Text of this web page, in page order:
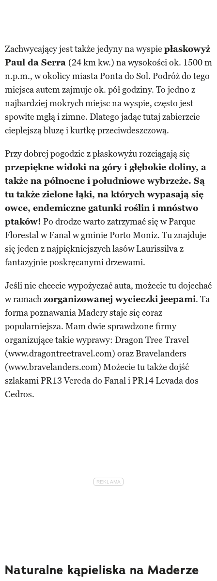
Zachwycający jest także jedyny na wyspie płaskowyż
Paul da Serra (24 km kw.) na wysokości ok. 1500 m
n.p.m., w okolicy miasta Ponta do Sol. Podróż do tego
miejsca autem zajmuje ok. pół godziny. To jedno z
najbardziej mokrych miejsc na wyspie, często jest
spowite mgłą i zimne. Dlatego jadąc tutaj zabierzcie
cieplejszą bluzę i kurtkę przeciwdeszczową.
Przy dobrej pogodzie z płaskowyżu rozciągają się
przepiękne widoki na góry i głębokie doliny, a
także na północne i południowe wybrzeże. Są
tu także zielone łąki, na których wypasają się
owce, endemiczne gatunki roślin i mnóstwo
ptaków! Po drodze warto zatrzymać się w Parque
Florestal w Fanal w gminie Porto Moniz. Tu znajduje
się jeden z najpiękniejszych lasów Laurissilva z
fantazyjnie poskręcanymi drzewami.
Jeśli nie chcecie wypożyczać auta, możecie tu dojechać
w ramachzorganizowanej wycieczki jeepami. Ta
forma poznawania Madery staje się coraz
popularniejsza. Mam dwie sprawdzone firmy
organizujące takie wyprawy: Dragon Tree Travel
(www.dragontreetravel.com) oraz Bravelanders
(www.bravelanders.com) Możecie tu także dojść
szlakami PR13 Vereda do Fanal i PR14 Levada dos
Cedros.
Naturalne kąpieliska na Maderze